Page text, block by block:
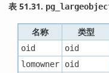
表 51.31.
名称 类型
oid oid
lomowner oid